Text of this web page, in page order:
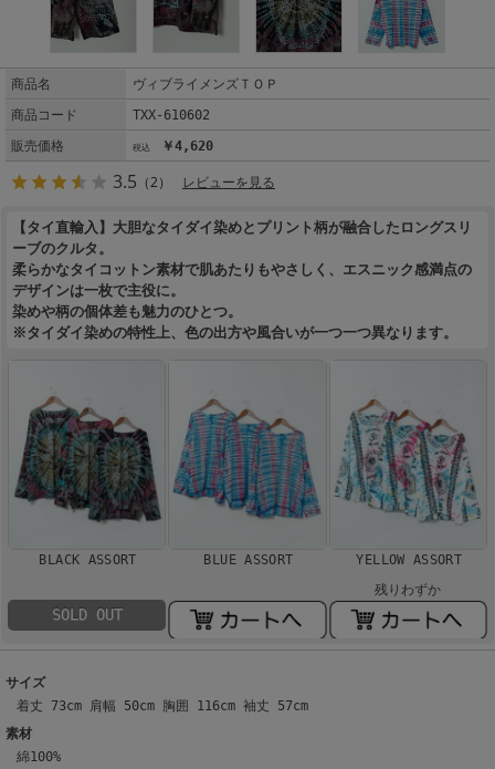
商品名
ヴィブライメンズＴＯＰ
商品コード
TXX-610602
販売価格
￥4,620
3.5 （2） レビューを見る
【タイ直輸入】大胆なタイダイ染めとプリント柄が融合したロングスリ
ーブのクルタ。
柔らかなタイコットン素材で肌あたりもやさしく、エスニック感満点の
デザインは一枚で主役に。
染めや柄の個体差も魅力のひとつ。
※タイダイ染めの特性上、色の出方や風合いが一つ一つ異なります。
BLACK ASSORT
SOLD OUT
BLUE ASSORT
YELLOW ASSORT
残りわずか
サイズ
着丈 73cm 肩幅 50cm 胸囲 116cm 袖丈 57cm
素材
綿100%